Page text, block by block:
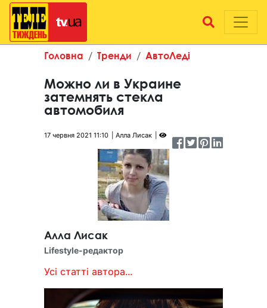
Головна Тренди АвтоЛеді
Можно ли в Украине
затемнять стекла
автомобиля
17 червня 2021 11:10 Алла Лисак
Алла Лисак
Lifestyle-редактор
Усі статті автора...